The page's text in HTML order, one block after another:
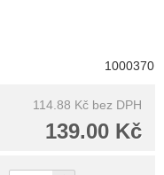
1000370
114.88 Kč bez DPH
139.00 Kč